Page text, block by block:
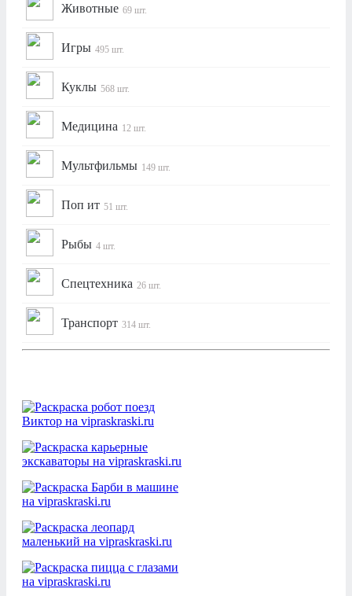
Животные 69 шт.
Игры 495 шт.
Куклы 568 шт.
Медицина 12 шт.
Мультфильмы 149 шт.
Поп ит 51 шт.
Рыбы 4 шт.
Спецтехника 26 шт.
Транспорт 314 шт.